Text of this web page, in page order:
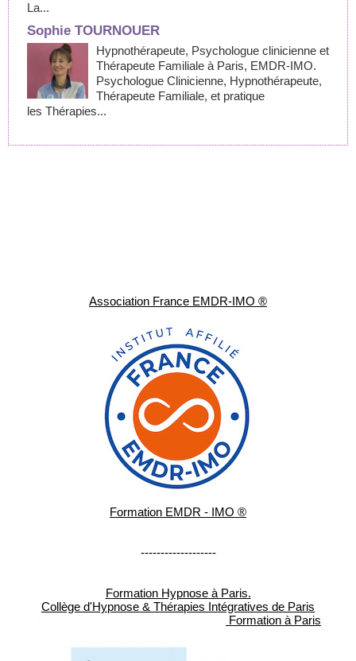
La...
Sophie TOURNOUER
Hypnothérapeute, Psychologue clinicienne et
Thérapeute Familiale à Paris, EMDR-IMO.
Psychologue Clinicienne, Hypnothérapeute,
Thérapeute Familiale, et pratique
les Thérapies...
Association France EMDR-IMO ®
Formation EMDR - IMO ®
-------------------
Formation Hypnose à Paris.
Collège d'Hypnose & Thérapies Intégratives de Paris
Formation à Paris